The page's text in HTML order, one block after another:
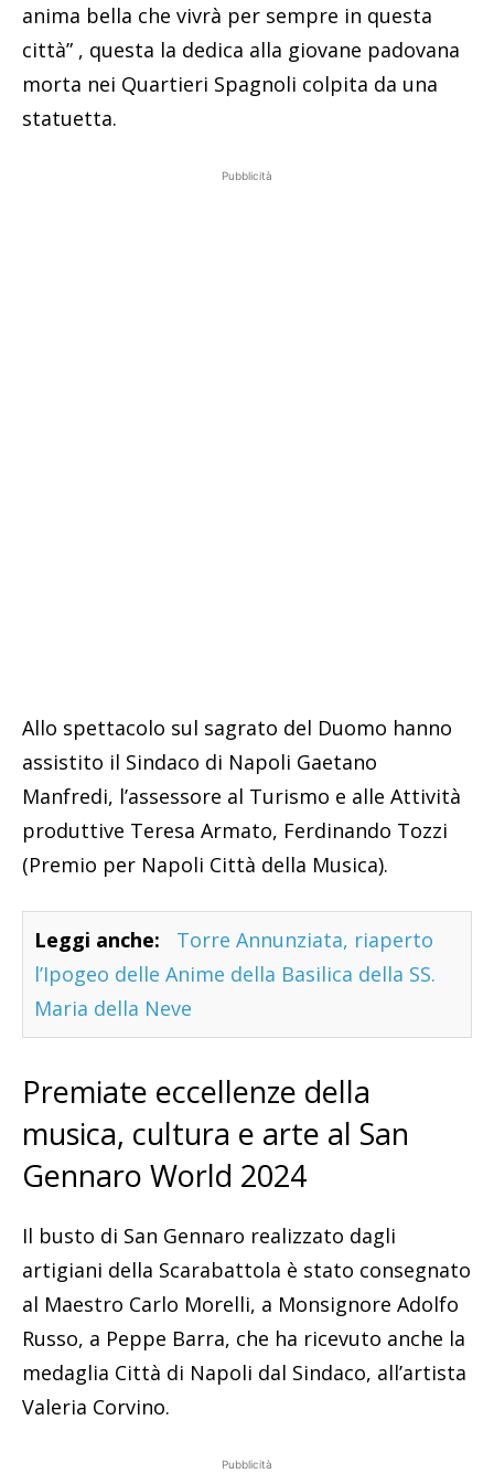
anima bella che vivrà per sempre in questa
città” , questa la dedica alla giovane padovana
morta nei Quartieri Spagnoli colpita da una
statuetta.
Pubblicità
Allo spettacolo sul sagrato del Duomo hanno
assistito il Sindaco di Napoli Gaetano
Manfredi, l’assessore al Turismo e alle Attività
produttive Teresa Armato, Ferdinando Tozzi
(Premio per Napoli Città della Musica).
Leggi anche:
Torre Annunziata, riaperto
l’Ipogeo delle Anime della Basilica della SS.
Maria della Neve
Premiate eccellenze della
musica, cultura e arte al San
Gennaro World 2024
Il busto di San Gennaro realizzato dagli
artigiani della Scarabattola è stato consegnato
al Maestro Carlo Morelli, a Monsignore Adolfo
Russo, a Peppe Barra, che ha ricevuto anche la
medaglia Città di Napoli dal Sindaco, all’artista
Valeria Corvino.
Pubblicità